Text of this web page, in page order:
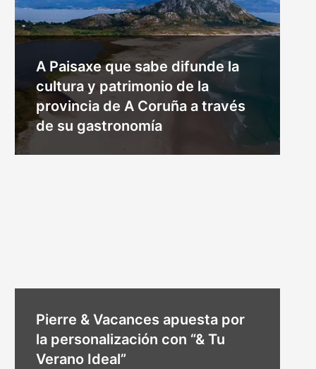
A Paisaxe que sabe difunde la
cultura y patrimonio de la
provincia de A Coruña a través
de su gastronomía
Pierre & Vacances apuesta por
la personalización con “& Tu
Verano Ideal”